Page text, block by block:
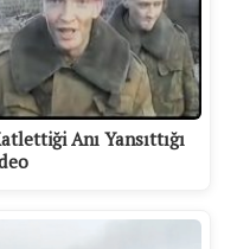
Anı Yansıttığı